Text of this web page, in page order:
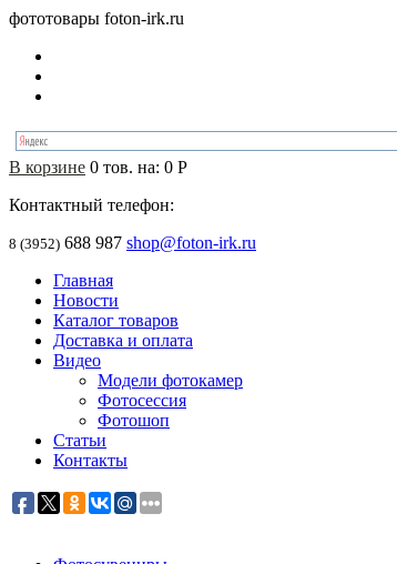
фототовары foton-irk.ru
В корзине 0 тов. на: 0 Р
Контактный телефон:
8 (3952) 688 987 shop@foton-irk.ru
Главная
Новости
Каталог товаров
Доставка и оплата
Видео
Модели фотокамер
Фотосессия
Фотошоп
Статьи
Контакты